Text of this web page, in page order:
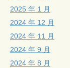
2025 年 1 月
2024 年 12 月
2024 年 11 月
2024 年 9 月
2024 年 8 月